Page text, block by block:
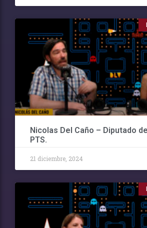
Nicolas Del Caño – Diputado
PTS.
21 diciembre, 2024